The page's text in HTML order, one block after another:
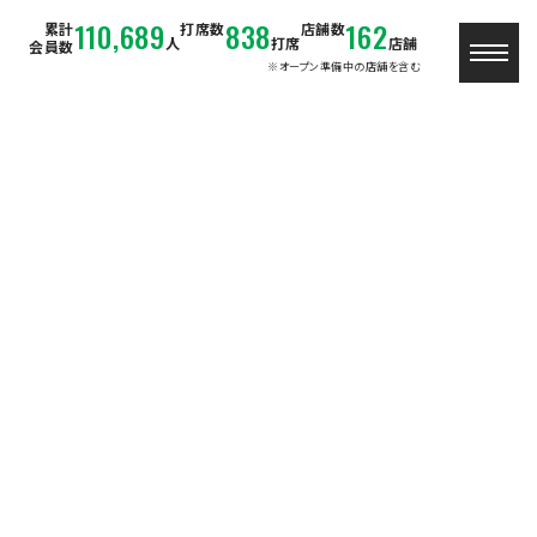
累計
会員数110,689 人
打席数838打席
店舗数162店舗
※オープン準備中の店舗を含む